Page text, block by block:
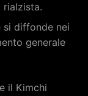
rialzista.
si diffonde nei
generale
il Kimchi